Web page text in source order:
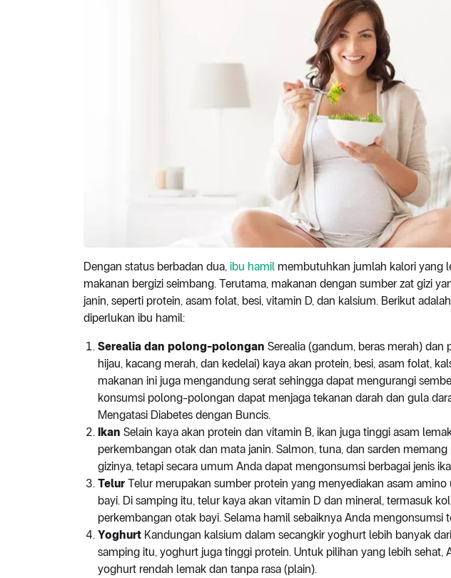
Dengan status berbadan dua, ibu hamil membutuhkan jumlah kalori yang
makanan bergizi seimbang. Terutama, makanan dengan sumber zat gizi
janin, seperti protein, asam folat, besi, vitamin D, dan kalsium. Berikut
diperlukan ibu hamil:
Serealia dan polong-polongan Serealia (gandum, beras merah)
hijau, kacang merah, dan kedelai) kaya akan protein, besi, asam folat,
makanan ini juga mengandung serat sehingga dapat mengurangi
konsumsi polong-polongan dapat menjaga tekanan darah dan gula
Mengatasi Diabetes dengan Buncis.
Ikan Selain kaya akan protein dan vitamin B, ikan juga tinggi asam
perkembangan otak dan mata janin. Salmon, tuna, dan sarden
gizinya, tetapi secara umum Anda dapat mengonsumsi berbagai jenis
Telur Telur merupakan sumber protein yang menyediakan asam
bayi. Di samping itu, telur kaya akan vitamin D dan mineral, termasuk
perkembangan otak bayi. Selama hamil sebaiknya Anda mengonsumsi
Yoghurt Kandungan kalsium dalam secangkir yoghurt lebih banyak
samping itu, yoghurt juga tinggi protein. Untuk pilihan yang lebih sehat,
yoghurt rendah lemak dan tanpa rasa (plain).